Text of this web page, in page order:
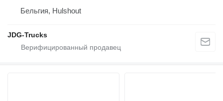
Бельгия, Hulshout
JDG-Trucks